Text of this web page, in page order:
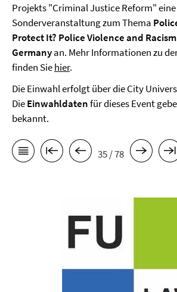
Projekts "Criminal Justice Reform"
Sonderveranstaltung zum Thema
Protect It? Police Violence and
Germanyan. Mehr Informationen zu
finden Siehier.
Die Einwahl erfolgt über die City
DieEinwahldatenfür dieses Event
bekannt.
35 / 78